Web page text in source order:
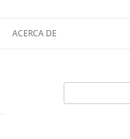
ACERCA DE